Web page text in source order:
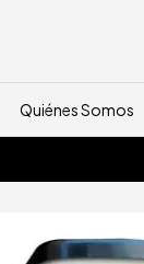
Quiénes Somos